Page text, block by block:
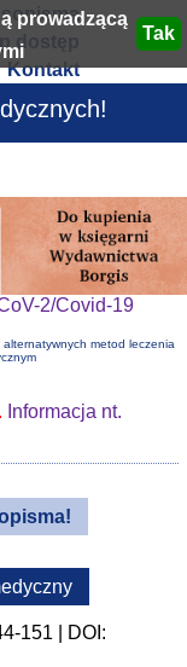
prowadzącą
dostęp
Kontakt
2/Covid-19
alternatywnych metod leczenia
Informacja nt.
151 | DOI: